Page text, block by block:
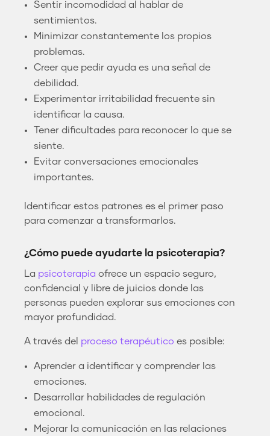
Sentir incomodidad al hablar de
sentimientos.
Minimizar constantemente los propios
problemas.
Creer que pedir ayuda es una señal de
debilidad.
Experimentar irritabilidad frecuente sin
identificar la causa.
Tener dificultades para reconocer lo que se
siente.
Evitar conversaciones emocionales
importantes.
Identificar estos patrones es el primer paso
para comenzar a transformarlos.
¿Cómo puede ayudarte la psicoterapia?
La psicoterapia ofrece un espacio seguro,
confidencial y libre de juicios donde las
personas pueden explorar sus emociones con
mayor profundidad.
A través del proceso terapéutico es posible:
Aprender a identificar y comprender las
emociones.
Desarrollar habilidades de regulación
emocional.
Mejorar la comunicación en las relaciones